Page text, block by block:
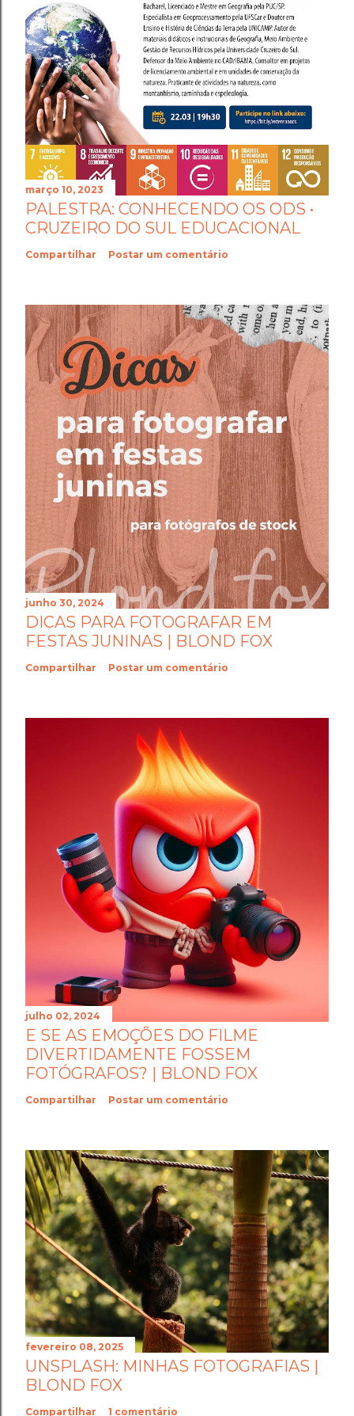
março 10, 2023
PALESTRA: CONHECENDO OS ODS •
CRUZEIRO DO SUL EDUCACIONAL
Compartilhar Postar um comentário
junho 30, 2024
DICAS PARA FOTOGRAFAR EM
FESTAS JUNINAS | BLOND FOX
Compartilhar Postar um comentário
julho 02, 2024
E SE AS EMOÇÕES DO FILME
DIVERTIDAMENTE FOSSEM
FOTÓGRAFOS? | BLOND FOX
Compartilhar Postar um comentário
fevereiro 08, 2025
UNSPLASH: MINHAS FOTOGRAFIAS |
BLOND FOX
Compartilhar 1 comentário